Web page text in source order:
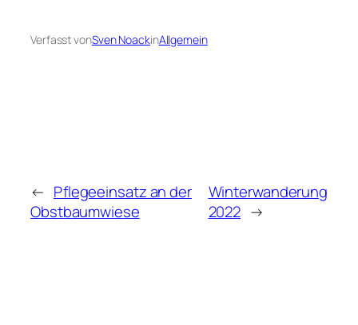
Verfasst vonSven NoackinAllgemein
← Pflegeeinsatz an der
Obstbaumwiese
Winterwanderung
2022 →